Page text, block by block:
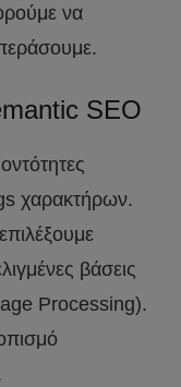
να
SEO
χαρακτήρων.
βάσεις
Processing).